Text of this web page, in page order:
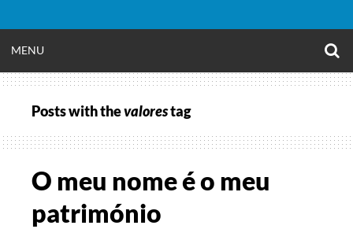
MENU
MENU
Posts with thevalorestag
O meu nome é o meu
património